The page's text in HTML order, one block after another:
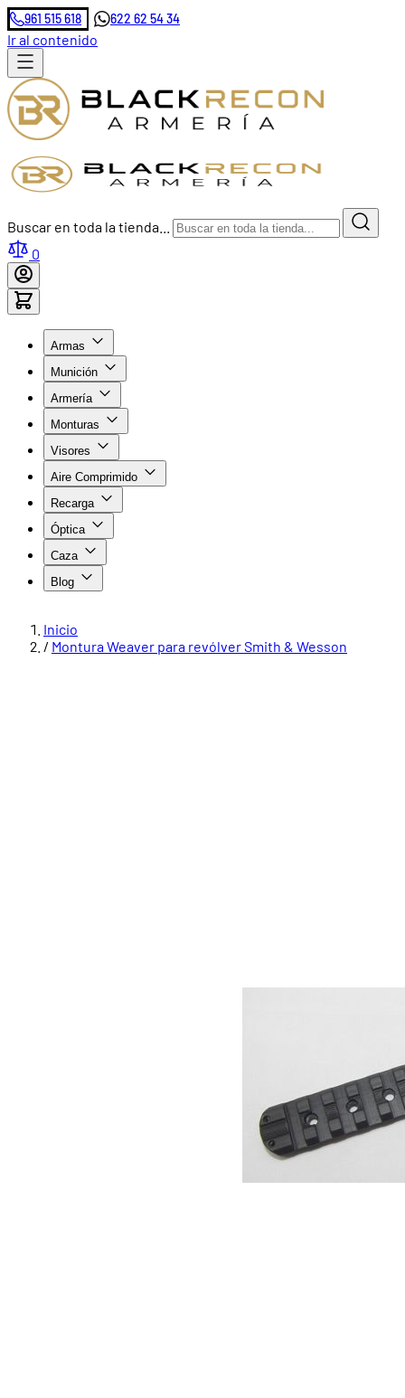
961 515 618 622 62 54 34
Ir al contenido
Buscar en toda la tienda...
0
Armas
Munición
Armería
Monturas
Visores
Aire Comprimido
Recarga
Óptica
Caza
Blog
Inicio
/ Montura Weaver para revólver Smith & Wesson